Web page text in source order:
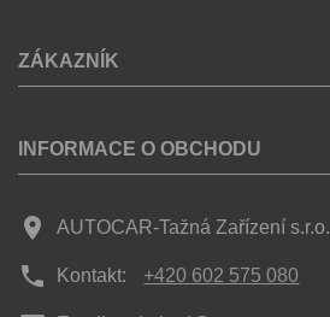
ZÁKAZNÍK
INFORMACE O OBCHODU
place AUTOCAR-Tažná Zařízení s.r.o.
phone Kontakt: +420 602 575 080